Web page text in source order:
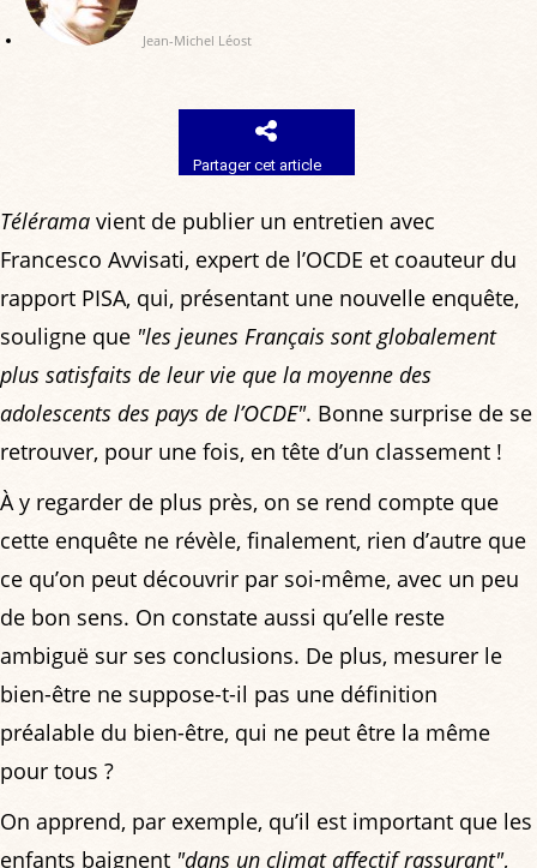
Jean-Michel Léost
Partager cet article
Télérama vient de publier un entretien avec
Francesco Avvisati, expert de l’OCDE et coauteur du
rapport PISA, qui, présentant une nouvelle enquête,
souligne que "les jeunes Français sont globalement
plus satisfaits de leur vie que la moyenne des
adolescents des pays de l’OCDE". Bonne surprise de se
retrouver, pour une fois, en tête d’un classement !
À y regarder de plus près, on se rend compte que
cette enquête ne révèle, finalement, rien d’autre que
ce qu’on peut découvrir par soi-même, avec un peu
de bon sens. On constate aussi qu’elle reste
ambiguë sur ses conclusions. De plus, mesurer le
bien-être ne suppose-t-il pas une définition
préalable du bien-être, qui ne peut être la même
pour tous ?
On apprend, par exemple, qu’il est important que les
enfants baignent "dans un climat affectif rassurant",